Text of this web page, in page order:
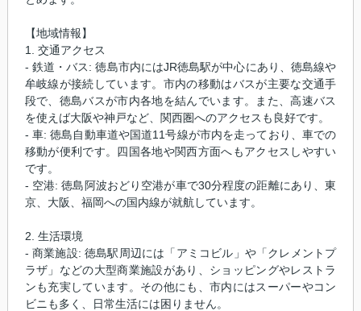
【地域情報】
1. 交通アクセス
- 鉄道・バス: 徳島市内にはJR徳島駅が中心にあり、徳島線や
牟岐線が接続しています。市内の移動はバスが主要な交通手
段で、徳島バスが市内各地を結んでいます。また、高速バス
を使えば大阪や神戸など、関西圏へのアクセスも良好です。
- 車: 徳島自動車道や国道11号線が市内を走っており、車での
移動が便利です。四国各地や関西方面へもアクセスしやすい
です。
- 空港: 徳島阿波おどり空港が車で30分程度の距離にあり、東
京、大阪、福岡への国内線が就航しています。
2. 生活環境
- 商業施設: 徳島駅周辺には「アミコビル」や「クレメントプ
ラザ」などの大型商業施設があり、ショッピングやレストラ
ンも充実しています。その他にも、市内にはスーパーやコン
ビニも多く、日常生活には困りません。